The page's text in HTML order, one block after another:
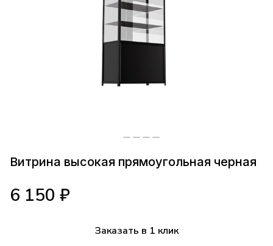
Витрина высокая прямоугольная черная
6 150 ₽
Заказать в 1 клик